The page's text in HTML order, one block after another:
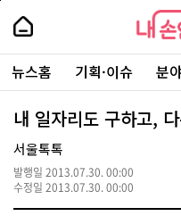
본
로
가
내
손
안
에
서
울
-
서
울
시
대
표
소
내
손
에
울
주
요
서
뉴스홈 기획·이슈 분
내 일자리도 구하고,
서울톡톡
발행일 2013.07.30. 00:00
수정일 2013.07.30. 00:00
페
상
단
로